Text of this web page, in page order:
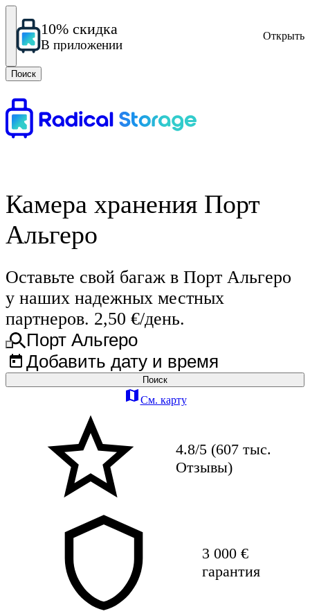
10% скидка
В приложении
Открыть
Поиск
Камера хранения Порт
Альгеро
Оставьте свой багаж в Порт Альгеро
у наших надежных местных
партнеров. 2,50 €/день.
Порт Альгеро
Добавить дату и время
Поиск
См. карту
4.8/5 (607 тыс.
Отзывы)
3 000 €
гарантия